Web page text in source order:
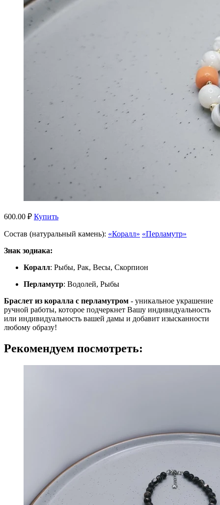
600.00 ₽ Купить
Состав (натуральный камень): «Коралл» «Перламутр»
Знак зодиака:
Коралл: Рыбы, Рак, Весы, Скорпион
Перламутр: Водолей, Рыбы
Браслет из коралла с перламутром - уникальное украшение
ручной работы, которое подчеркнет Вашу индивидуальность
или индивидуальность вашей дамы и добавит изысканности
любому образу!
Рекомендуем посмотреть: